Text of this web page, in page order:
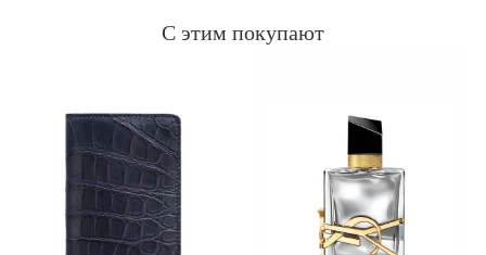
С этим покупают